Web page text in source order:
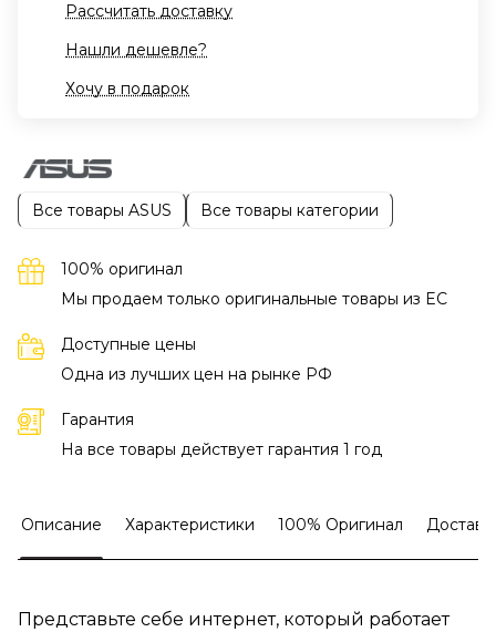
Рассчитать доставку
Нашли дешевле?
Хочу в подарок
Все товары ASUS Все товары категории
100% оригинал
Мы продаем только оригинальные товары из EC
Доступные цены
Одна из лучших цен на рынке РФ
Гарантия
На все товары действует гарантия 1 год
Описание Характеристики 100% Оригинал
Представьте себе интернет, который работает